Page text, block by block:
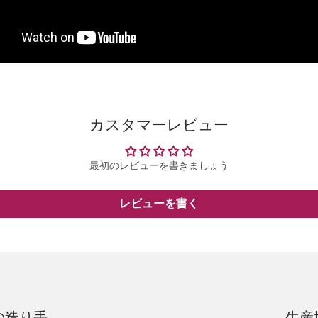
カスタマーレビュー
最初のレビューを書きましょう
レビューを書く